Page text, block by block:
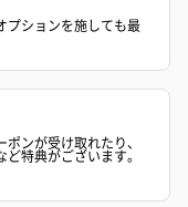
3層デザート
プションを施しても最
ンが受け取れたり、
特典がございます。